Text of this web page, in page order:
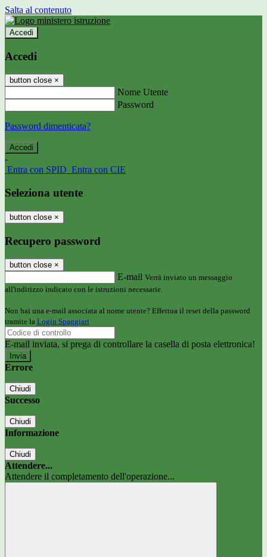
Salta al contenuto
Accedi
Accedi
button close ×
Nome Utente
Password
Password dimenticata?
-
Entra con SPID Entra con CIE
Seleziona utente
button close ×
Recupero password
button close ×
E-mail Verrà inviato un messaggio
all'indirizzo indicato con le istruzioni necessarie.
Non hai una e-mail associata al nome utente? Effettua il reset della password
tramite la Login Spaggiari
E-mail inviata, si prega di controllare la casella di posta elettronica!
Errore
Chiudi
Successo
Chiudi
Informazione
Chiudi
Attendere...
Attendere il completamento dell'operazione...